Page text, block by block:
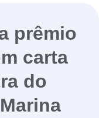
prêmio
carta
do